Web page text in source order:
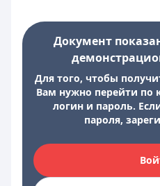
Документ
Для того, чтобы
Вам нужно перейти по
логин и пароль.
пароля,